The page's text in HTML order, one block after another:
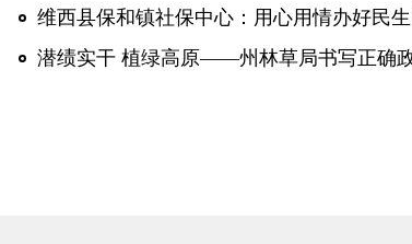
维西县保和镇社保中心：用心用情办好民
潜绩实干 植绿高原——州林草局书写正确